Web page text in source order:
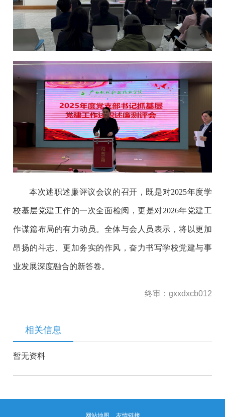
本次述职述廉评议会议的召开，既是对2025年度学
校基层党建工作的一次全面检阅，更是对2026年党建工
作谋篇布局的有力动员。全体与会人员表示，将以更加
昂扬的斗志、更加务实的作风，奋力书写学校党建与事
业发展深度融合的新答卷。
终审：gxxdxcb012
相关信息
暂无资料
网站地图 友情链接